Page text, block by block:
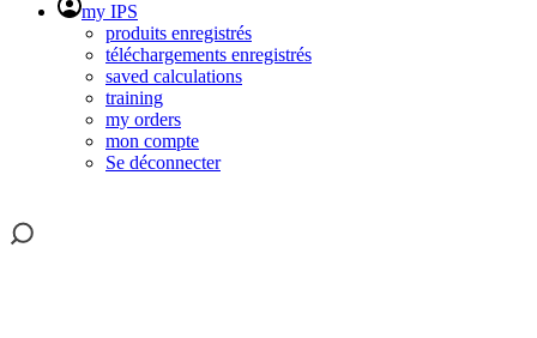
my IPS
produits enregistrés
téléchargements enregistrés
saved calculations
training
my orders
mon compte
Se déconnecter